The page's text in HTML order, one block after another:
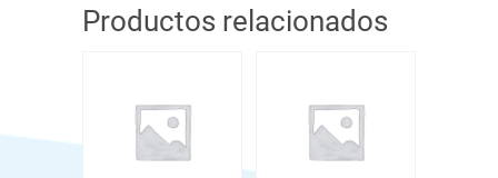
Productos relacionados